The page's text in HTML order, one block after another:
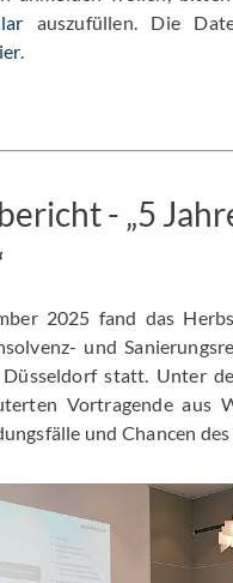
auszufüllen. Die
.
- „5
2025 fand das
und
statt. Unter
Vortragende aus
und Chancen des